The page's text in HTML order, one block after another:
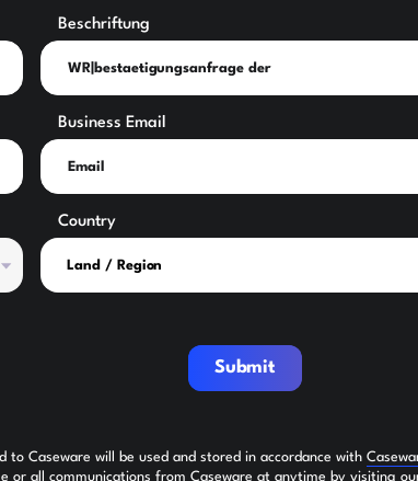
Beschriftung
Business Email
Country
Submit
Caseware will be used and stored in accordance with
or all communications from Caseware at anytime by visiting